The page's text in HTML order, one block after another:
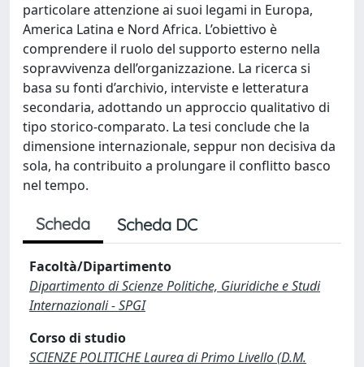
particolare attenzione ai suoi legami in Europa,
America Latina e Nord Africa. L’obiettivo è
comprendere il ruolo del supporto esterno nella
sopravvivenza dell’organizzazione. La ricerca si
basa su fonti d’archivio, interviste e letteratura
secondaria, adottando un approccio qualitativo di
tipo storico-comparato. La tesi conclude che la
dimensione internazionale, seppur non decisiva da
sola, ha contribuito a prolungare il conflitto basco
nel tempo.
Scheda Scheda DC
Facoltà/Dipartimento
Dipartimento di Scienze Politiche, Giuridiche e Studi
Internazionali - SPGI
Corso di studio
SCIENZE POLITICHE Laurea di Primo Livello (D.M.